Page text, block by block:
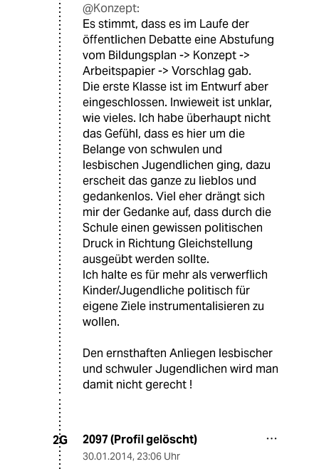
@Konzept:
Es stimmt, dass es im Laufe der
öffentlichen Debatte eine Abstufung
vom Bildungsplan -> Konzept ->
Arbeitspapier -> Vorschlag gab.
Die erste Klasse ist im Entwurf aber
eingeschlossen. Inwieweit ist unklar,
wie vieles. Ich habe überhaupt nicht
das Gefühl, dass es hier um die
Belange von schwulen und
lesbischen Jugendlichen ging, dazu
erscheit das ganze zu lieblos und
gedankenlos. Viel eher drängt sich
mir der Gedanke auf, dass durch die
Schule einen gewissen politischen
Druck in Richtung Gleichstellung
ausgeübt werden sollte.
Ich halte es für mehr als verwerflich
Kinder/Jugendliche politisch für
eigene Ziele instrumentalisieren zu
wollen.
Den ernsthaften Anliegen lesbischer
und schwuler Jugendlichen wird man
damit nicht gerecht !
2G 2097 (Profil gelöscht)
30.01.2014, 23:06 Uhr